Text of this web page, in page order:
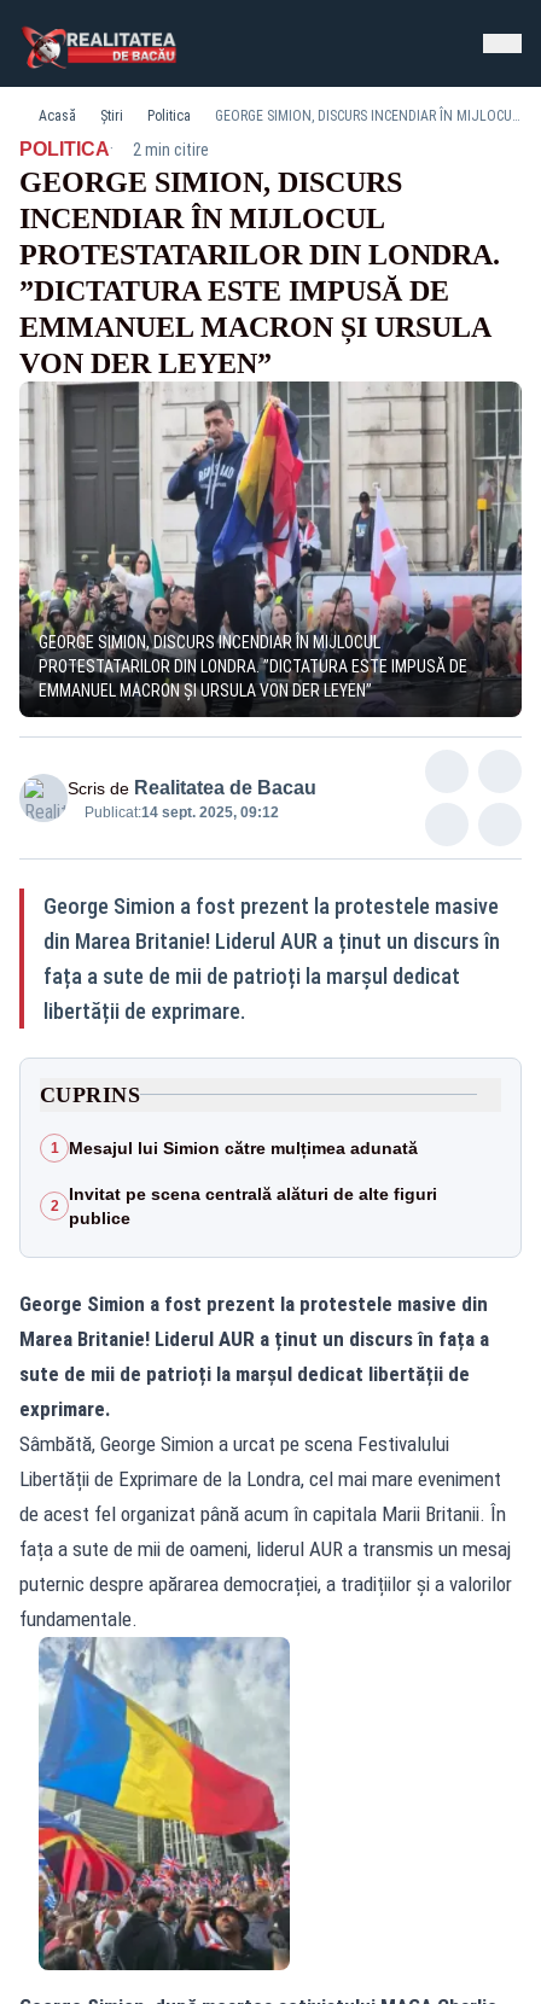
Acasă Știri Politica GEORGE SIMION, DISCURS INCENDIAR ÎN MIJLOCUL PROTESTATARILOR DIN LONDRA. ”DICTATURA ESTE IMPUSĂ DE EMMANUEL MACRON ȘI URSULA VON DER LEYEN”
POLITICA· 2 min citire
GEORGE SIMION, DISCURS
INCENDIAR ÎN MIJLOCUL
PROTESTATARILOR DIN LONDRA.
”DICTATURA ESTE IMPUSĂ DE
EMMANUEL MACRON ȘI URSULA
VON DER LEYEN”
GEORGE SIMION, DISCURS INCENDIAR ÎN MIJLOCUL
PROTESTATARILOR DIN LONDRA. ”DICTATURA ESTE IMPUSĂ DE
EMMANUEL MACRON ȘI URSULA VON DER LEYEN”
Scris de Realitatea de Bacau
Publicat:14 sept. 2025, 09:12
George Simion a fost prezent la protestele masive
din Marea Britanie! Liderul AUR a ținut un discurs în
fața a sute de mii de patrioți la marșul dedicat
libertății de exprimare.
CUPRINS
1 Mesajul lui Simion către mulțimea adunată
2
Invitat pe scena centrală alături de alte figuri
publice
George Simion a fost prezent la protestele masive din
Marea Britanie! Liderul AUR a ținut un discurs în fața a
sute de mii de patrioți la marșul dedicat libertății de
exprimare.
Sâmbătă, George Simion a urcat pe scena Festivalului
Libertății de Exprimare de la Londra, cel mai mare eveniment
de acest fel organizat până acum în capitala Marii Britanii. În
fața a sute de mii de oameni, liderul AUR a transmis un mesaj
puternic despre apărarea democrației, a tradițiilor și a valorilor
fundamentale.